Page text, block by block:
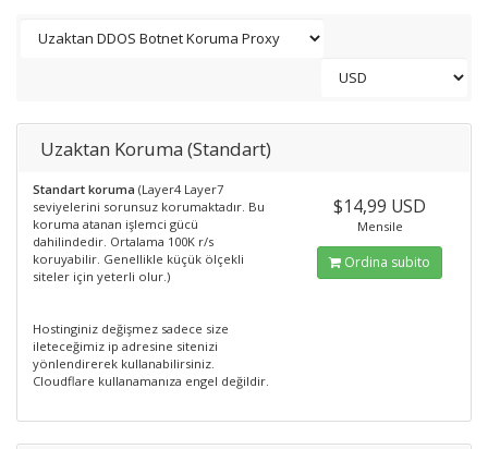
Uzaktan Koruma (Standart)
Standart koruma (Layer4 Layer7
seviyelerini sorunsuz korumaktadır. Bu
koruma atanan işlemci gücü
dahilindedir. Ortalama 100K r/s
koruyabilir. Genellikle küçük ölçekli
siteler için yeterli olur.)
Hostinginiz değişmez sadece size
ileteceğimiz ip adresine sitenizi
yönlendirerek kullanabilirsiniz.
Cloudflare kullanamanıza engel değildir.
$14,99 USD
Mensile
Ordina subito